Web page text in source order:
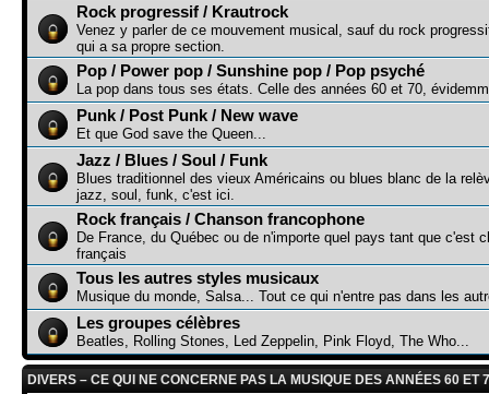
Rock progressif / Krautrock
Venez y parler de ce mouvement musical, sauf du rock
qui a sa propre section.
Pop / Power pop / Sunshine pop / Pop psyché
La pop dans tous ses états. Celle des années 60 et 70,
Punk / Post Punk / New wave
Et que God save the Queen...
Jazz / Blues / Soul / Funk
Blues traditionnel des vieux Américains ou blues blanc de la
jazz, soul, funk, c'est ici.
Rock français / Chanson francophone
De France, du Québec ou de n'importe quel pays tant que c'est
français
Tous les autres styles musicaux
Musique du monde, Salsa... Tout ce qui n'entre pas dans les
Les groupes célèbres
Beatles, Rolling Stones, Led Zeppelin, Pink Floyd, The Who...
DIVERS – CE QUI NE CONCERNE PAS LA MUSIQUE DES ANNÉES 60 ET